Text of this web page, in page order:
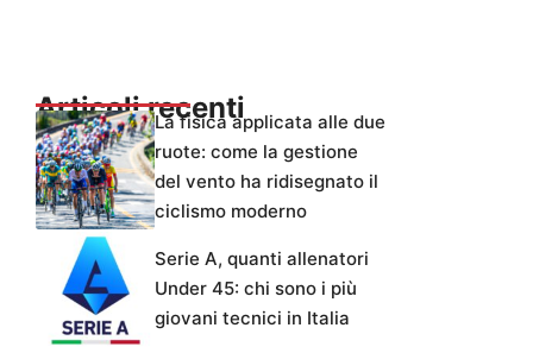
Articoli recentiLa fisica applicata alle due
ruote: come la gestione
del vento ha ridisegnato il
ciclismo moderno
Serie A, quanti allenatori
Under 45: chi sono i più
giovani tecnici in Italia